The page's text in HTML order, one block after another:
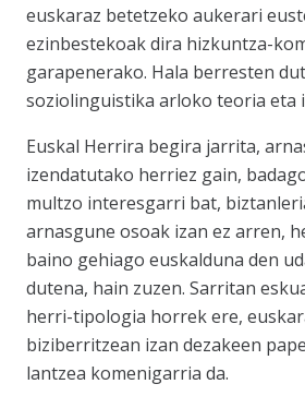
euskaraz betetzeko aukerari
ezinbestekoak dira hizkuntza-
garapenerako. Hala berresten
soziolinguistika arloko teoria eta
Euskal Herrira begira jarrita,
izendatutako herriez gain,
multzo interesgarri bat,
arnasgune osoak izan ez arren,
baino gehiago euskalduna den
dutena, hain zuzen. Sarritan
herri-tipologia horrek ere,
biziberritzean izan dezakeen
lantzea komenigarria da.